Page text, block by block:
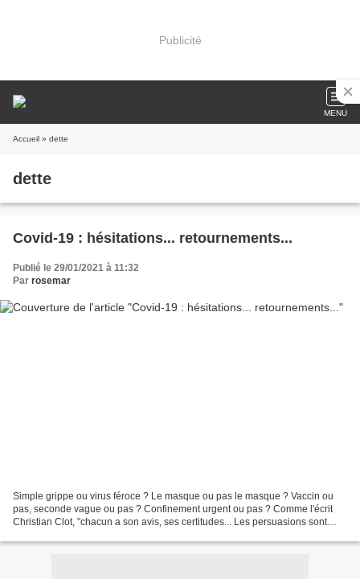
Publicité
MENU
Accueil » dette
dette
Covid-19 : hésitations... retournements...
Publié le 29/01/2021 à 11:32
Par rosemar
Simple grippe ou virus féroce ? Le masque ou pas le masque ? Vaccin ou
pas, seconde vague ou pas ? Confinement urgent ou pas ? Comme l'écrit
Christian Clot, "chacun a son avis, ses certitudes... Les persuasions sont